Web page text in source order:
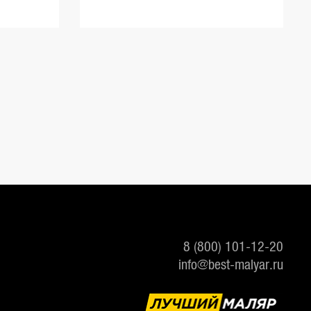
8 (800) 101-12-20
info@best-malyar.ru